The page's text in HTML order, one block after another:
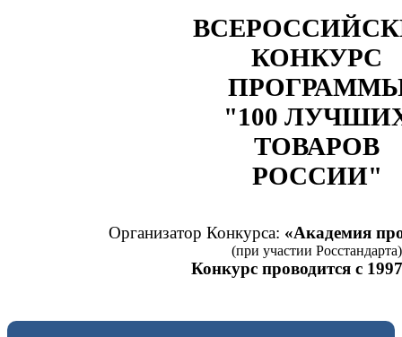
КОНКУРС
"100
ТОВАРОВ
РОССИИ"
Организатор Конкурса: «Академия
(при участии Росстандарта)
Конкурс проводится с